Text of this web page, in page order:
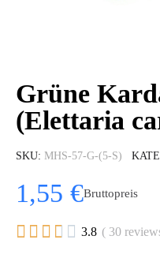
Grüne
(Elettaria
SKU MHS-57-G-(5-S)
1,55 €Bruttopreis
     3.8 ( 30